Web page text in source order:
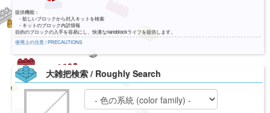
提供機能：
・欲しいブロックから封入キットを検索
・キットのブロック内訳情報
目的のブロックの入手を容易にし、快適なnanoblockライフを提供します。
使用上の注意 / PRECAUTIONS
大雑把検索 / Roughly Search